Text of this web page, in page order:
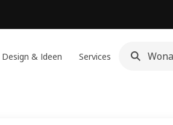
Design & Ideen Services